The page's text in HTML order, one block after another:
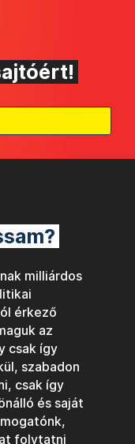
milliárdos
érkező
az
csak így
szabadon
csak így
és saját
folytatni